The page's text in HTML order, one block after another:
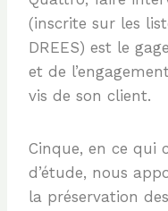
(inscrite sur les
DREES) est le
et de
vis de son client.
Cinque, en ce qui
d’étude, nous
la préservation